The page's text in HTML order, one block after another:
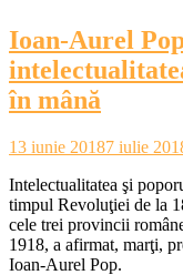
Ioan-Aurel
în mână
13 iunie 20187 iulie
Intelectualitatea şi
timpul Revoluţiei de la
cele trei provincii
1918, a afirmat, marţi,
Ioan-Aurel Pop.